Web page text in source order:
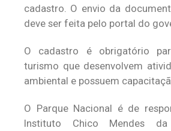
cadastro. O envio da
deve ser feita pelo portal do
O cadastro é obrigatório
turismo que desenvolvem
ambiental e possuem
O Parque Nacional é de
Instituto Chico Mendes da